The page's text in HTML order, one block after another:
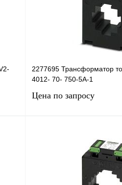
2277695 Трансформатор
4012- 70- 750-5A-1
Цена по запросу